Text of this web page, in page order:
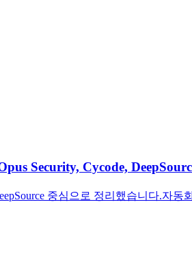
Security, Cycode,
중심으로 정리했습니다.자